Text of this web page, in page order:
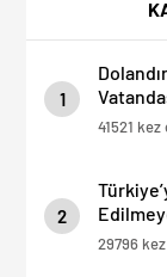
1
41521
2
29796